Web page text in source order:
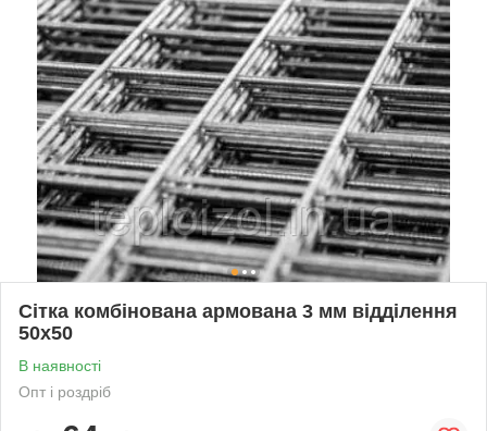
Сітка комбінована армована 3 мм відділення
50х50
В наявності
Опт і роздріб